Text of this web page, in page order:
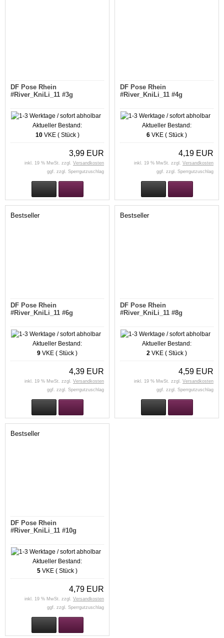
DF Pose Rhein
#River_KniLi_11 #3g
Aktueller Bestand:
10VKE ( Stück )
3,99 EUR
inkl. 19 % MwSt. zzgl. Versandkosten
ggf. zzgl. Sperrgutzuschlag
DF Pose Rhein
#River_KniLi_11 #4g
Aktueller Bestand:
6 VKE ( Stück )
4,19 EUR
inkl. 19 % MwSt. zzgl. Versandkosten
ggf. zzgl. Sperrgutzuschlag
Bestseller
DF Pose Rhein
#River_KniLi_11 #6g
Aktueller Bestand:
9 VKE ( Stück )
4,39 EUR
inkl. 19 % MwSt. zzgl. Versandkosten
ggf. zzgl. Sperrgutzuschlag
Bestseller
DF Pose Rhein
#River_KniLi_11 #8g
Aktueller Bestand:
2 VKE ( Stück )
4,59 EUR
inkl. 19 % MwSt. zzgl. Versandkosten
ggf. zzgl. Sperrgutzuschlag
Bestseller
DF Pose Rhein
#River_KniLi_11 #10g
Aktueller Bestand:
5 VKE ( Stück )
4,79 EUR
inkl. 19 % MwSt. zzgl. Versandkosten
ggf. zzgl. Sperrgutzuschlag